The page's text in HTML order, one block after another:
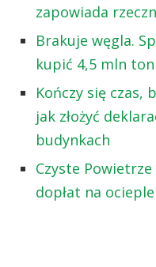
zapowiada
Brakuje węgla.
kupić 4,5 mln
Kończy się czas,
jak złożyć
budynkach
Czyste
dopłat na